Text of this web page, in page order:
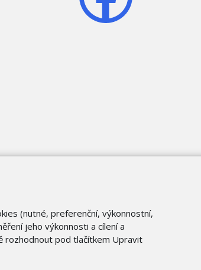
(nutné, preferenční, výkonnostní,
jeho výkonnosti a cílení a
rozhodnout pod tlačítkem Upravit